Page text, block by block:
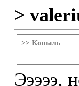
>
>> Ковыль
Эээээ,